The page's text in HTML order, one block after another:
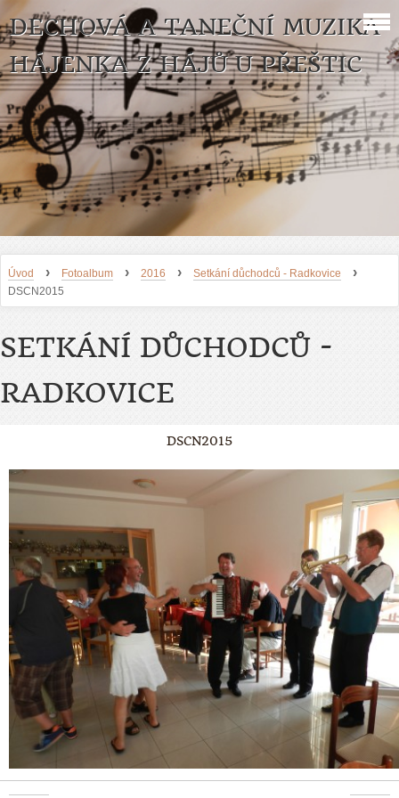
DECHOVÁ A TANEČNÍ MUZIKA
HÁJENKA Z HÁJŮ U PŘEŠTIC
Úvod › Fotoalbum › 2016 › Setkání důchodců - Radkovice ›
DSCN2015
SETKÁNÍ DŮCHODCŮ -
RADKOVICE
DSCN2015